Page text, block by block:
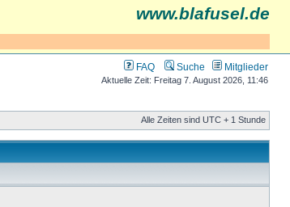
www.blafusel.de
FAQ Suche Mitglieder
Aktuelle Zeit: Freitag 7. August 2026, 11:46
Alle Zeiten sind UTC + 1 Stunde